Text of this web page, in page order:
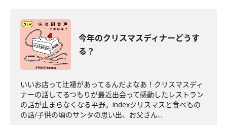
今年のクリスマスディナーどうす
る？
いいお店って辻褄があってるんだよなあ！クリスマスディ
ナーの話してるつもりが最近出会って感動したレストラン
の話が止まらなくなる平野。indexクリスマスと食べもの
の話/子供の頃のサンタの思い出、お父さん...